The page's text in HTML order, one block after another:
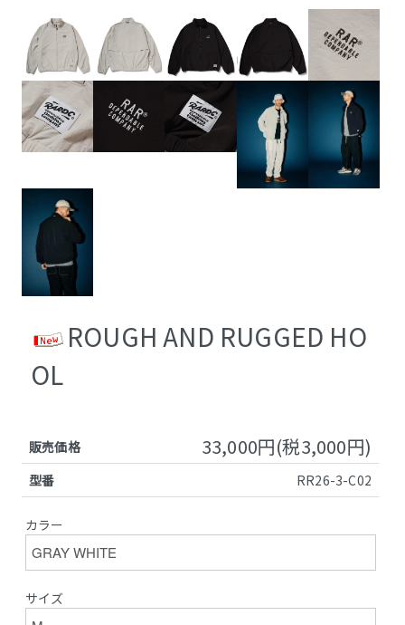
ROUGH AND RUGGED HO
OL
販売価格 33,000円(税3,000円)
型番 RR26-3-C02
カラー
サイズ